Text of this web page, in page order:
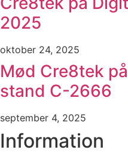
2025
oktober 24, 2025
Mød Cre8tek
stand C-2666
september 4, 2025
Information